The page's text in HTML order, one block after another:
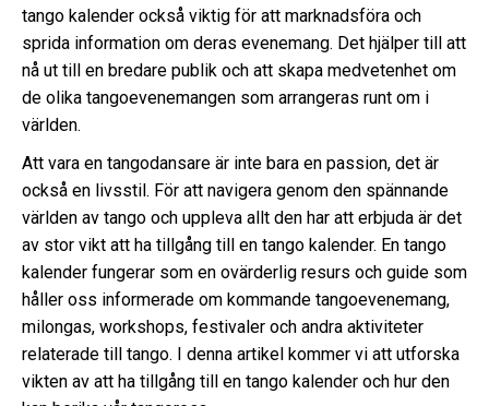
tango kalender också viktig för att marknadsföra och
sprida information om deras evenemang. Det hjälper till att
nå ut till en bredare publik och att skapa medvetenhet om
de olika tangoevenemangen som arrangeras runt om i
världen.
Att vara en tangodansare är inte bara en passion, det är
också en livsstil. För att navigera genom den spännande
världen av tango och uppleva allt den har att erbjuda är det
av stor vikt att ha tillgång till en tango kalender. En tango
kalender fungerar som en ovärderlig resurs och guide som
håller oss informerade om kommande tangoevenemang,
milongas, workshops, festivaler och andra aktiviteter
relaterade till tango. I denna artikel kommer vi att utforska
vikten av att ha tillgång till en tango kalender och hur den